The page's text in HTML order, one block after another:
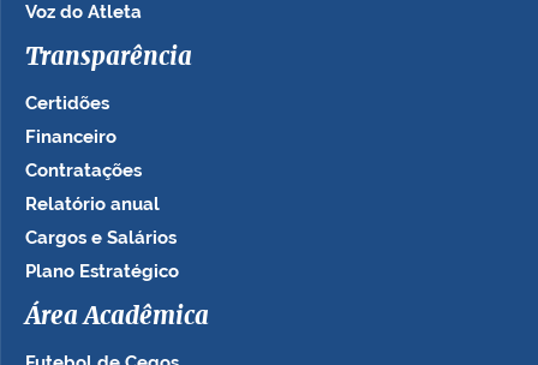
Voz do Atleta
Transparência
Certidões
Financeiro
Contratações
Relatório anual
Cargos e Salários
Plano Estratégico
Área Acadêmica